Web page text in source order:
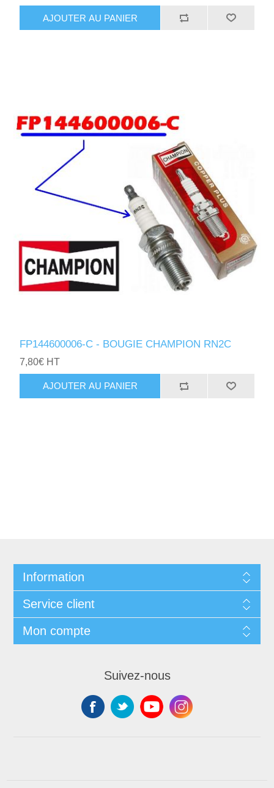
AJOUTER AU PANIER
FP144600006-C - BOUGIE CHAMPION RN2C
7,80€ HT
AJOUTER AU PANIER
Information
Service client
Mon compte
Suivez-nous